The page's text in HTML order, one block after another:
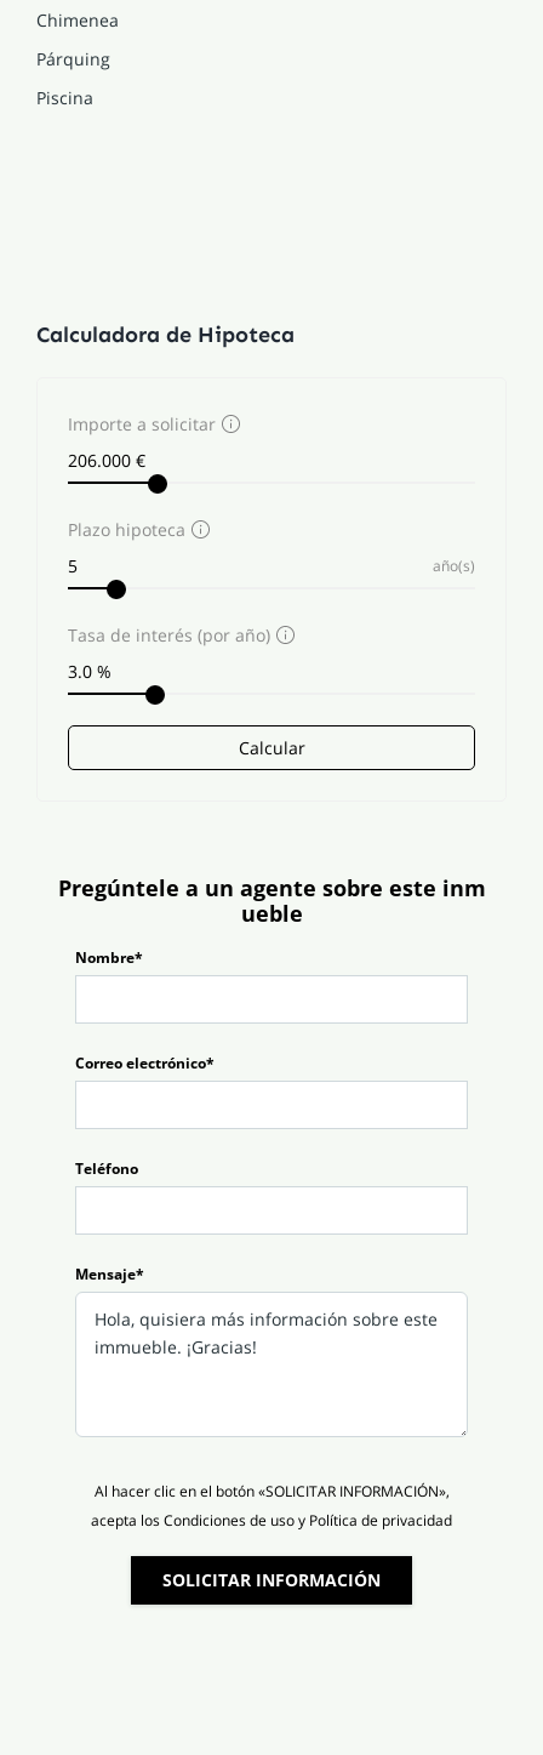
Chimenea
Párquing
Piscina
Calculadora de Hipoteca
Importe a solicitar
Plazo hipoteca
año(s)
Tasa de interés (por año)
Calcular
Pregúntele a un agente sobre este inm
ueble
Nombre*
Correo electrónico*
Teléfono
Mensaje*
Al hacer clic en el botón «SOLICITAR INFORMACIÓN»,
acepta los Condiciones de uso y Política de privacidad
SOLICITAR INFORMACIÓN